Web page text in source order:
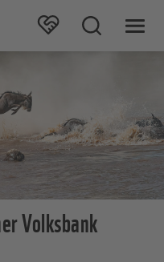
Volksbank